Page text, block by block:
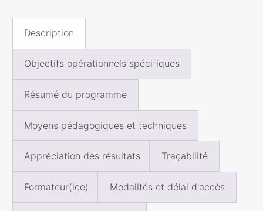
Description
Objectifs opérationnels spécifiques
Résumé du programme
Moyens pédagogiques et techniques
Appréciation des résultats Traçabilité
Formateur(ice) Modalités et délai d'accès